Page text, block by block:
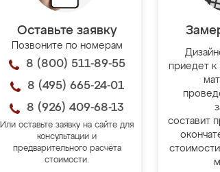
Оставьте заявку
Позвоните по номерам
8 (800) 511-89-55
8 (495) 665-24-01
8 (926) 409-68-13
Или оставьте заявку на сайте для
консультации и
предварительного расчёта
стоимости.
приедет к
составит